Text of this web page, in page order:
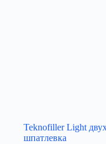
Teknofiller Light
шпатлевка